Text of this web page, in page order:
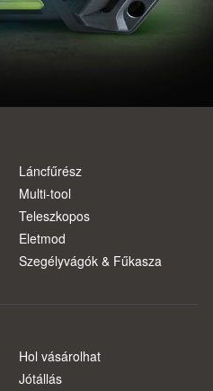
Láncfűrész
Multi-tool
Teleszkopos
Eletmod
Szegélyvágók & Fűkasza
Hol vásárolhat
Jótállás